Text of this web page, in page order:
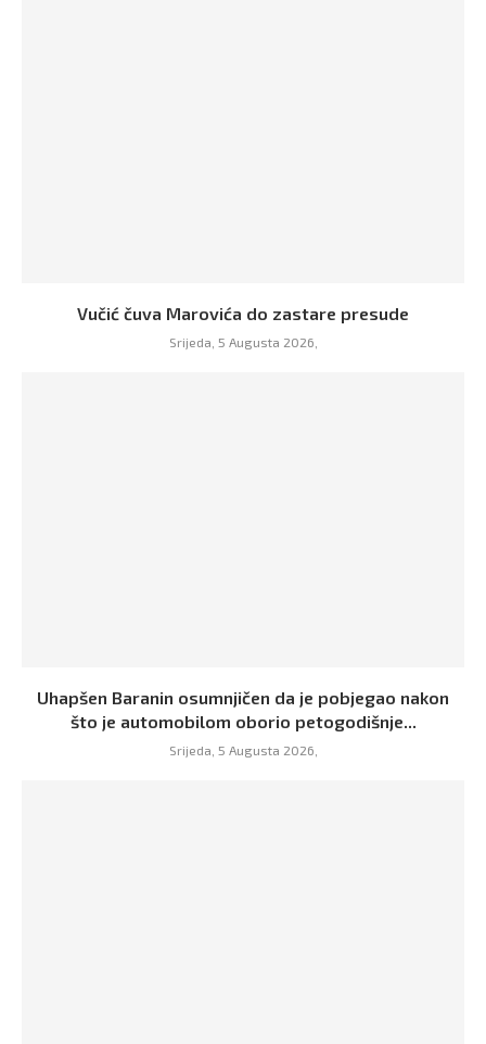
Vučić čuva Marovića do zastare presude
Srijeda, 5 Augusta 2026,
Uhapšen Baranin osumnjičen da je pobjegao nakon
što je automobilom oborio petogodišnje...
Srijeda, 5 Augusta 2026,